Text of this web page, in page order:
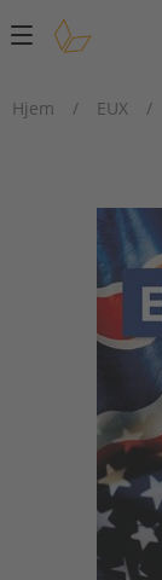
Main
Hjem
/ EUX /